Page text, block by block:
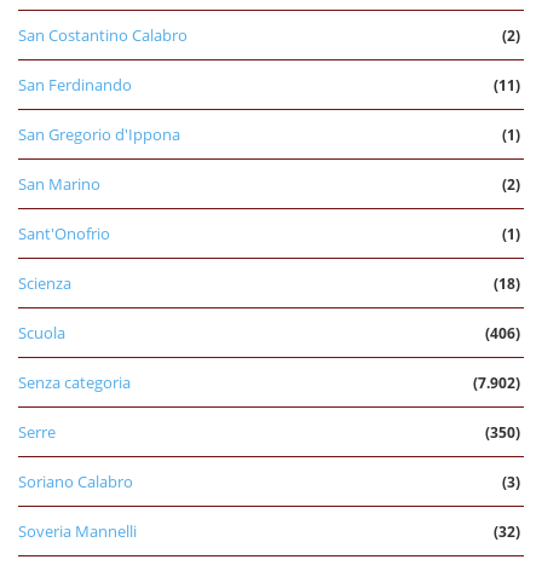
San Costantino Calabro (2)
San Ferdinando (11)
San Gregorio d'Ippona (1)
San Marino (2)
Sant'Onofrio (1)
Scienza (18)
Scuola (406)
Senza categoria (7.902)
Serre (350)
Soriano Calabro (3)
Soveria Mannelli (32)